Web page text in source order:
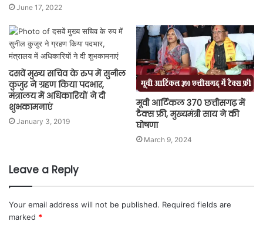
June 17, 2022
दसवें मुख्य सचिव के रुप में सुनील
कुजुर ने ग्रहण किया पदभार,
मंत्रालय में अधिकारियों ने दी
शुभकामनाएं
January 3, 2019
मूवी आर्टिकल 370 छत्तीसगढ़ में
टैक्स फ्री, मुख्यमंत्री साय ने की
घोषणा
March 9, 2024
Leave a Reply
Your email address will not be published. Required fields are
marked *